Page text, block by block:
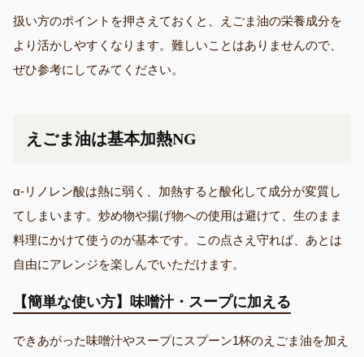
扱い方のポイントを押さえておくと、えごま油の栄養成分を
より活かしやすくなります。難しいことはありませんので、
ぜひ参考にしてみてください。
えごま油は基本加熱NG
α-リノレン酸は熱に弱く、加熱すると酸化して成分が変質し
てしまいます。炒め物や揚げ物への使用は避けて、生のまま
料理にかけて使うのが基本です。この点さえ守れば、あとは
自由にアレンジを楽しんでいただけます。
【簡単な使い方】味噌汁・スープに加える
できあがった味噌汁やスープにスプーン1杯のえごま油を加え